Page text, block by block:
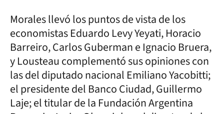
Morales llevó los puntos de vista de los
economistas Eduardo Levy Yeyati, Horacio
Barreiro, Carlos Guberman e Ignacio Bruera,
y Lousteau complementó sus opiniones con
las del diputado nacional Emiliano Yacobitti;
el presidente del Banco Ciudad, Guillermo
Laje; el titular de la Fundación Argentina